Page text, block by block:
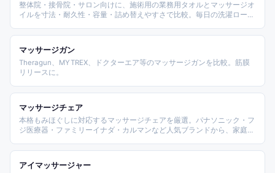
整体院・接骨院・サロン向けに、施術用の業務用タオルとマッサージオ
イルを寸法・耐久性・容量・詰め替えやすさで比較。毎日の洗濯ローテ
マッサージガン
Theragun、MYTREX、ドクターエア等のマッサージガンを比較。筋膜
リリースに。
マッサージチェア
本格もみほぐしに対応するマッサージチェアを厳選。パナソニック・フ
ジ医療器・ファミリーイナダ・カルマンなど人気ブランドから、家庭用
アイマッサージャー